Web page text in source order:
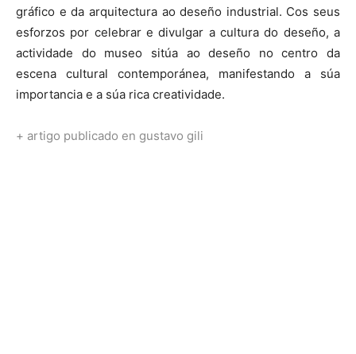
gráfico e da arquitectura ao deseño industrial. Cos seus
esforzos por celebrar e divulgar a cultura do deseño, a
actividade do museo sitúa ao deseño no centro da
escena cultural contemporánea, manifestando a súa
importancia e a súa rica creatividade.
+ artigo publicado en gustavo gili